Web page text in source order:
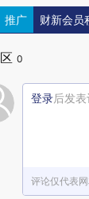
推广 财新会员
0
登录后发
评论仅代表